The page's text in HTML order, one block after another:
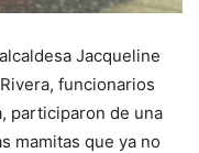
Jacqueline
funcionarios
participaron de una
mamitas que ya no